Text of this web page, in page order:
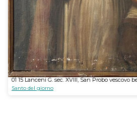
01 15 Lanceni G. sec. XVIII, San Probo vescovo
Santo del giorno